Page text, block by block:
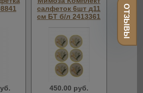
салфеток 6шт д11
см БТ б/л 2413361
450.00 руб.
ОТЗЫВЫ